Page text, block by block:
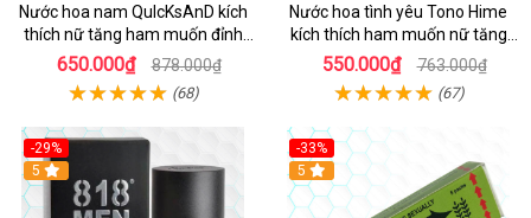
Nước hoa nam QuIcKsAnD kích
thích nữ tăng ham muốn đỉnh
cao
650.000₫ 878.000₫
(68)
Nước hoa tình yêu Tono Hime
kích thích ham muốn nữ tăng
hấp dẫn
550.000₫ 763.000₫
(67)
-29%
5
-33%
5